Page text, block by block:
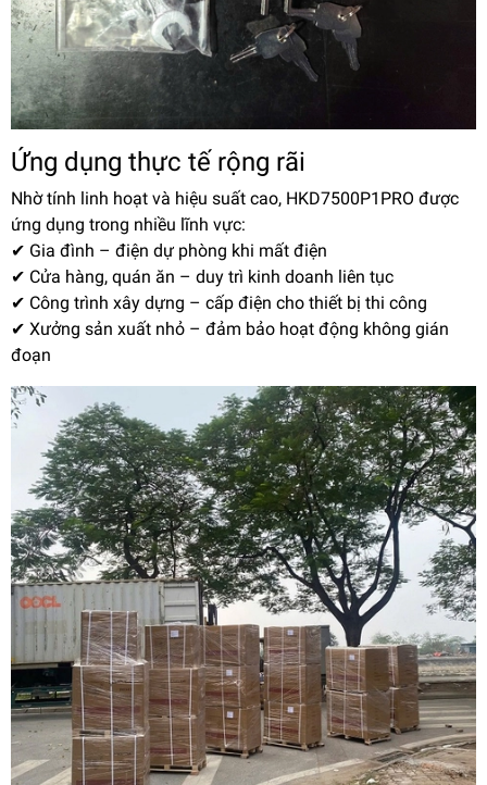
Ứng dụng thực tế rộng rãi
Nhờ tính linh hoạt và hiệu suất cao, HKD7500P1PRO được
ứng dụng trong nhiều lĩnh vực:
✔ Gia đình – điện dự phòng khi mất điện
✔ Cửa hàng, quán ăn – duy trì kinh doanh liên tục
✔ Công trình xây dựng – cấp điện cho thiết bị thi công
✔ Xưởng sản xuất nhỏ – đảm bảo hoạt động không gián
đoạn